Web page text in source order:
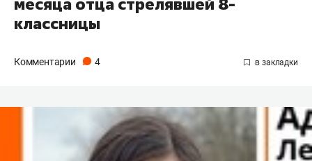
классницы
Комментарии 4